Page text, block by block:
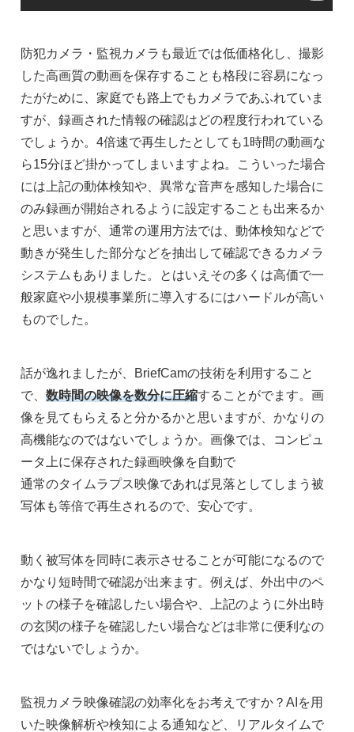
防犯カメラ・監視カメラも最近では低価格化し、撮影
した高画質の動画を保存することも格段に容易になっ
たがために、家庭でも路上でもカメラであふれていま
すが、録画された情報の確認はどの程度行われている
でしょうか。4倍速で再生したとしても1時間の動画な
ら15分ほど掛かってしまいますよね。こういった場合
には上記の動体検知や、異常な音声を感知した場合に
のみ録画が開始されるように設定することも出来るか
と思いますが、通常の運用方法では、動体検知などで
動きが発生した部分などを抽出して確認できるカメラ
システムもありました。とはいえその多くは高価で一
般家庭や小規模事業所に導入するにはハードルが高い
ものでした。
話が逸れましたが、BriefCamの技術を利用すること
で、数時間の映像を数分に圧縮することがでます。画
像を見てもらえると分かるかと思いますが、かなりの
高機能なのではないでしょうか。画像では、コンピュ
ータ上に保存された録画映像を自動で
通常のタイムラプス映像であれば見落としてしまう被
写体も等倍で再生されるので、安心です。
動く被写体を同時に表示させることが可能になるので
かなり短時間で確認が出来ます。例えば、外出中のペ
ットの様子を確認したい場合や、上記のように外出時
の玄関の様子を確認したい場合などは非常に便利なの
ではないでしょうか。
監視カメラ映像確認の効率化をお考えですか？AIを用
いた映像解析や検知による通知など、リアルタイムで